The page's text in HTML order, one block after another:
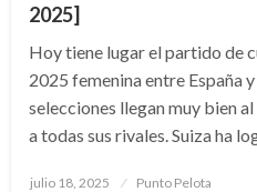
2025]
Hoy tiene lugar el partido de
2025 femenina entre España
selecciones llegan muy bien
a todas sus rivales. Suiza ha
Publicado
julio 18, 2025 Punto Pelota